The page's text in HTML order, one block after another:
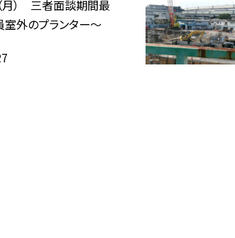
月） 三者面談期間最
外のプランター～